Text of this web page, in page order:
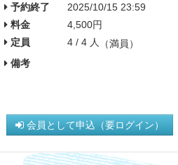
予約終了
2025/10/15 23:59
料金
4,500円
定員
4 / 4 人
（満員）
備考
会員として申込（要ログイン）